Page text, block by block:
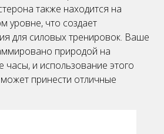
также находится на
уровне, что создает
для силовых тренировок. Ваше
природой на
часы, и использование этого
принести отличные